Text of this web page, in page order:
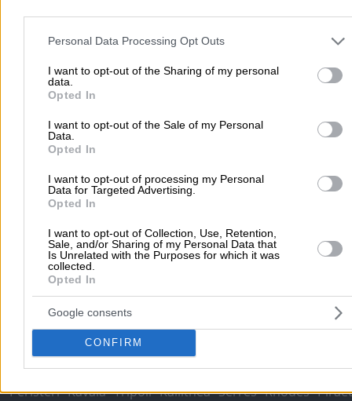
Please note that this website/app uses one or more Google
and may gather and store information including but not limited to
to Google and its third-party tags to use your data for below
purposes in below Google consent section.
Personal Data Processing Opt Outs
I want to opt-out of the Sharing of my personal
data.
Opted In
I want to opt-out of the Sale of my Personal
Data.
Opted In
I want to opt-out of processing my Personal
Data for Targeted Advertising.
Opted In
I want to opt-out of Collection, Use, Retention,
Sale, and/or Sharing of my Personal Data that
Is Unrelated with the Purposes for which it was
collected.
Opted In
Google consents
CONFIRM
Prefecture of ATTICA
Clinics - Alternative Treatments
Physiotherapy
PHYSIOTHERAPY - PAPADOPOULOS STEFANOS
Popular Searches
Moving Services Locksmiths Psychologists Nursery
Dentists Car Garages
more >>
Local Search
Athens Thessaloniki Patra Larissa Iraklio Ioannina
Peristeri Kavala Tripoli Kallithea Serres Rhodes